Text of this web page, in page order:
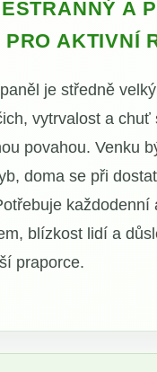
A
AKTIVNÍ
je středně
vytrvalost a chuť
povahou. Venku
doma se při
každodenní
blízkost lidí a
praporce.